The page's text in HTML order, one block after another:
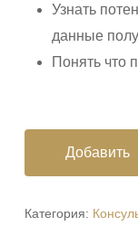
Узнать
данные
Понять что
Добавить
Категория: